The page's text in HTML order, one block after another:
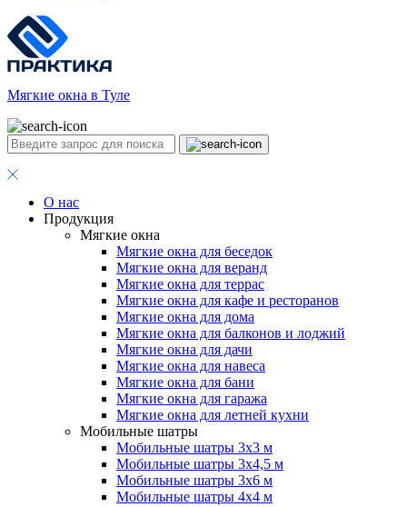
Мягкие окна в Туле
О нас
Продукция
Мягкие окна
Мягкие окна для беседок
Мягкие окна для веранд
Мягкие окна для террас
Мягкие окна для кафе и ресторанов
Мягкие окна для дома
Мягкие окна для балконов и лоджий
Мягкие окна для дачи
Мягкие окна для навеса
Мягкие окна для бани
Мягкие окна для гаража
Мягкие окна для летней кухни
Мобильные шатры
Мобильные шатры 3х3 м
Мобильные шатры 3х4,5 м
Мобильные шатры 3х6 м
Мобильные шатры 4х4 м